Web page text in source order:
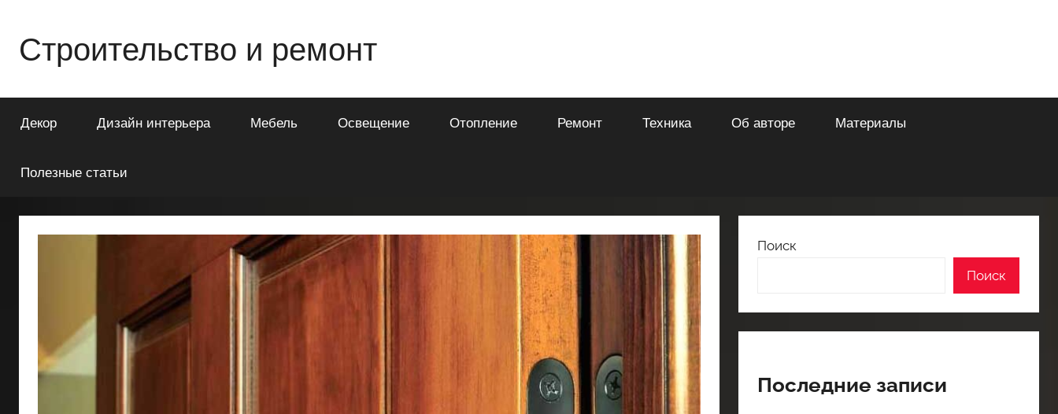
содержимому
Строительство и ремонт
о
строительстве
Декор Дизайн интерьера Мебель Освещение Отопление Ремонт Техника Об авторе Материалы
Полезные статьи
Поиск
Поиск
Последние записи